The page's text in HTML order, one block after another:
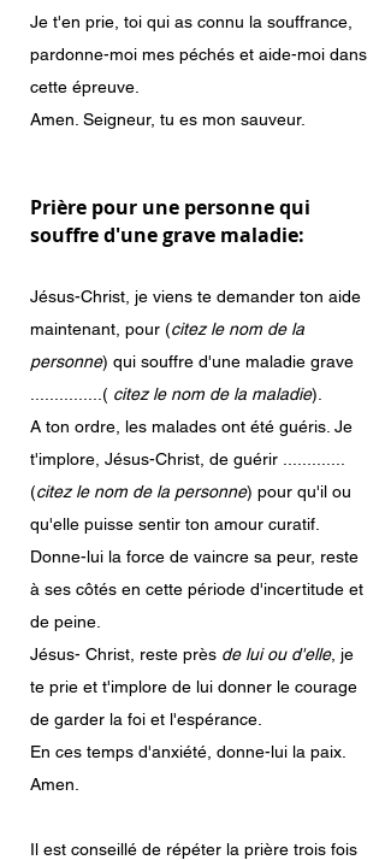
Je t'en prie, toi qui as connu la souffrance,
pardonne-moi mes péchés et aide-moi dans
cette épreuve.
Amen. Seigneur, tu es mon sauveur.
Prière pour une personne qui
souffre d'une grave maladie:
Jésus-Christ, je viens te demander ton aide
maintenant, pour (citezle nom de la
personne) qui souffre d'une maladie grave
...............( citez le nom de la maladie).
A ton ordre, les malades ont été guéris. Je
t'implore, Jésus-Christ, de guérir .............
(citez le nom de la personne) pour qu'il ou
qu'elle puisse sentir ton amour curatif.
Donne-lui la force de vaincre sa peur, reste
à ses côtés en cette période d'incertitude et
de peine.
Jésus- Christ, reste près de lui ou d'elle, je
te prie et t'implore de lui donner le courage
de garder la foi et l'espérance.
En ces temps d'anxiété, donne-lui la paix.
Amen.
Il est conseillé de répéter la prière trois fois